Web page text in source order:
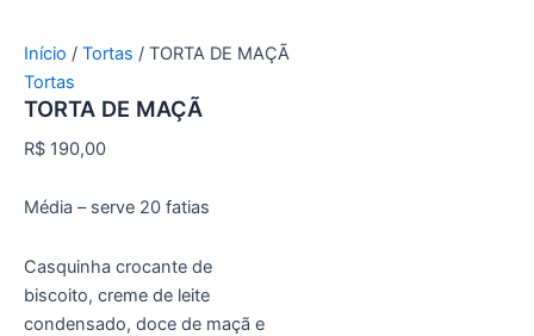
Início / Tortas / TORTA DE MAÇÃ
Tortas
TORTA DE MAÇÃ
R$ 190,00
Média – serve 20 fatias
Casquinha crocante de
biscoito, creme de leite
condensado, doce de maçã e